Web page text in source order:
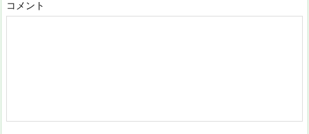
コメント